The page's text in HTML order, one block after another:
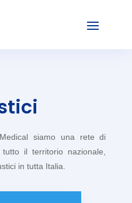
siamo una rete di
il territorio nazionale,
in tutta Italia.